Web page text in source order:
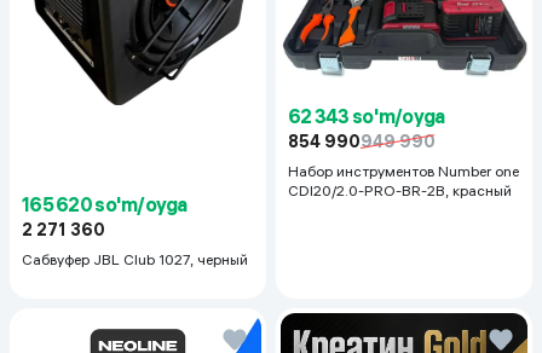
165 620 so'm/oyga
2 271 360
Сабвуфер JBL Club 1027, черный
62 343 so'm/oyga
854 990949 990
Набор инструментов Number one
CDI20/2.0-PRO-BR-2B, красный